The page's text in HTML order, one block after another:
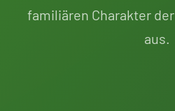
familiären Charakter der
aus.